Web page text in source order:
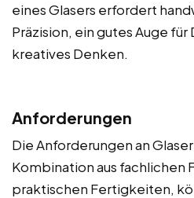
eines Glasers erfordert
Präzision, ein gutes Auge für
kreatives Denken.
Anforderungen
Die Anforderungen an
Kombination aus fachlichen
praktischen Fertigkeiten,